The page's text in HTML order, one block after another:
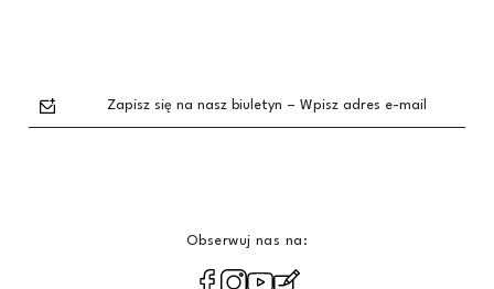
Zapisz się na nasz biuletyn – Wpisz adres e-mail
Obserwuj nas na: